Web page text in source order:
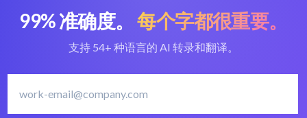
将 MPA 转换为文本 最佳 MPA 转换器
保加利亚语转录软件 转录保加利亚语
99% 准确度。 每个字都很重要。
支持 54+ 种语言的 AI 转录和翻译。